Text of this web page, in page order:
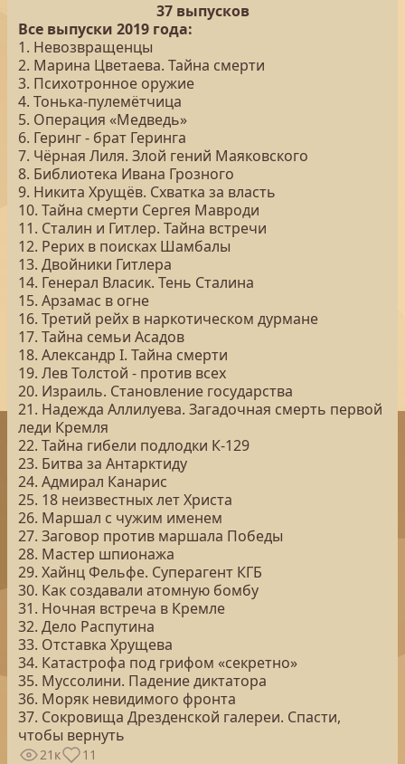
37 выпусков
Все выпуски 2019 года:
1. Невозвращенцы
2. Марина Цветаева. Тайна смерти
3. Психотронное оружие
4. Тонька-пулемётчица
5. Операция «Медведь»
6. Геринг - брат Геринга
7. Чёрная Лиля. Злой гений Маяковского
8. Библиотека Ивана Грозного
9. Никита Хрущёв. Схватка за власть
10. Тайна смерти Сергея Мавроди
11. Сталин и Гитлер. Тайна встречи
12. Рерих в поисках Шамбалы
13. Двойники Гитлера
14. Генерал Власик. Тень Сталина
15. Арзамас в огне
16. Третий рейх в наркотическом дурмане
17. Тайна семьи Асадов
18. Александр I. Тайна смерти
19. Лев Толстой - против всех
20. Израиль. Становление государства
21. Надежда Аллилуева. Загадочная смерть первой
леди Кремля
22. Тайна гибели подлодки К-129
23. Битва за Антарктиду
24. Адмирал Канарис
25. 18 неизвестных лет Христа
26. Маршал с чужим именем
27. Заговор против маршала Победы
28. Мастер шпионажа
29. Хайнц Фельфе. Суперагент КГБ
30. Как создавали атомную бомбу
31. Ночная встреча в Кремле
32. Дело Распутина
33. Отставка Хрущева
34. Катастрофа под грифом «секретно»
35. Муссолини. Падение диктатора
36. Моряк невидимого фронта
37. Сокровища Дрезденской галереи. Спасти,
чтобы вернуть
21к 11